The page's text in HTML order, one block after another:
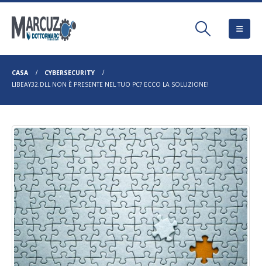
CASA
CYBERSECURITY
LIBEAY32.DLL NON È PRESENTE NEL TUO PC? ECCO LA SOLUZIONE!